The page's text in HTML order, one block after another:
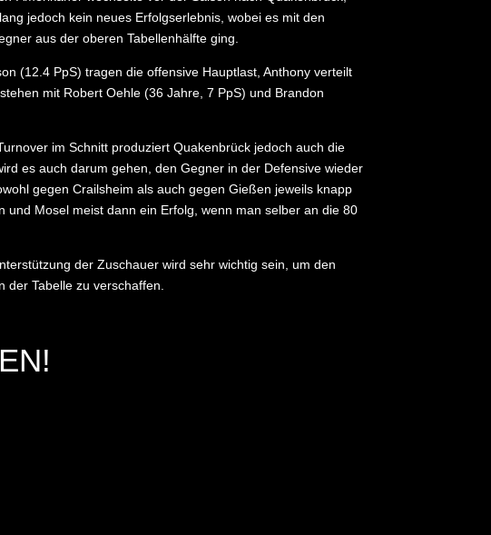
jedoch kein neues Erfolgserlebnis, wobei es mit den
aus der oberen Tabellenhälfte ging.
(12.4 PpS) tragen die offensive Hauptlast, Anthony verteilt
mit Robert Oehle (36 Jahre, 7 PpS) und Brandon
im Schnitt produziert Quakenbrück jedoch auch die
es auch darum gehen, den Gegner in der Defensive wieder
gegen Crailsheim als auch gegen Gießen jeweils knapp
Mosel meist dann ein Erfolg, wenn man selber an die 80
der Zuschauer wird sehr wichtig sein, um den
Tabelle zu verschaffen.